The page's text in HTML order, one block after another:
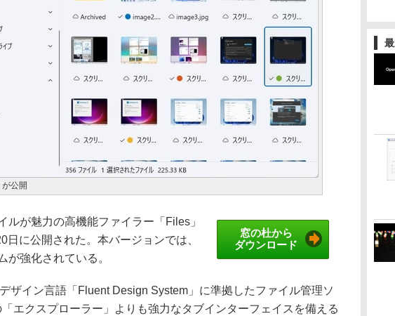
が公開
窓の杜から
ダウンロード
が魅力の高機能ファイラー「Files」
日に公開された。本バージョンでは、
が強化されている。
ザイン言語「Fluent Design System」に準拠したファイル管理ソ
エクスプローラー」よりも強力なタブインターフェイスを備える